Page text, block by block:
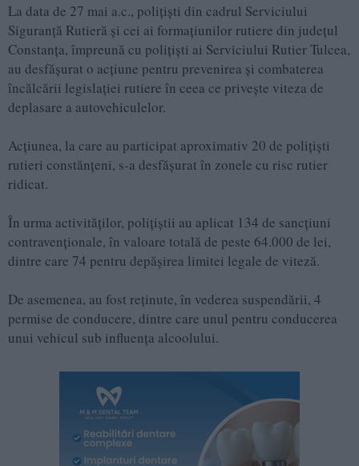
La data de 27 mai a.c., polițiști din cadrul Serviciului
Siguranță Rutieră și cei ai formațiunilor rutiere din județul
Constanța, împreună cu polițiști ai Serviciului Rutier Tulcea,
au desfășurat o acțiune pentru prevenirea și combaterea
încălcării legislației rutiere în ceea ce privește viteza de
deplasare a autovehiculelor.
Acțiunea, la care au participat aproximativ 20 de polițiști
rutieri constănțeni, s-a desfășurat în zonele cu risc rutier
ridicat.
În urma activităților, polițiștii au aplicat 134 de sancțiuni
contravenționale, în valoare totală de peste 64.000 de lei,
dintre care 74 pentru depășirea limitei legale de viteză.
De asemenea, au fost reținute, în vederea suspendării, 4
permise de conducere, dintre care unul pentru conducerea
unui vehicul sub influența alcoolului.